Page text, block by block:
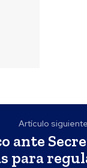
Artículo siguiente
ante
para